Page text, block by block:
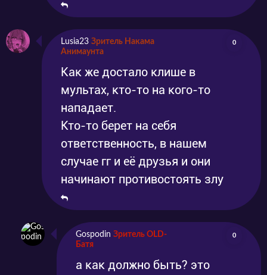
Lusia23 Зритель Накама
Анимаунта
0
Как же достало клише в
мультах, кто-то на кого-то
нападает.
Кто-то берет на себя
ответственность, в нашем
случае гг и её друзья и они
начинают противостоять злу
Gospodin Зритель OLD-
Батя
0
а как должно быть? это